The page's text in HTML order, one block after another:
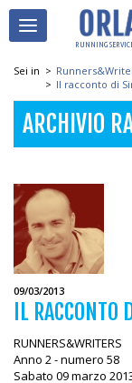
RUNNING
Sei in >
> Il racconto di
ARCHIVIO
09/03/2013
IL
RUNNERS&WRITERS
Anno 2 - numero 58
Sabato 09 marzo